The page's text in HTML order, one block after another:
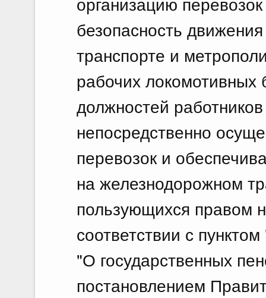
безопасность
транспорте и
рабочих
должностей
непосредственно
перевозок и
на железнодорожном
пользующихся правом
соответствии с
"О государственных
постановлением